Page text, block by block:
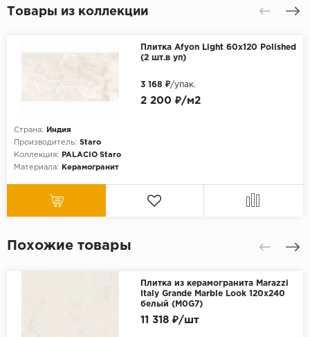
Товары из коллекции
Плитка Afyon Light 60x120 Polished
(2 шт.в уп)
Страна:
Индия
Производитель: Staro
Коллекция:
PALACIO Staro
Материала:
Керамогранит
2 200 ₽/м2
3 168 ₽/упак.
Похожие товары
Плитка из керамогранита Marazzi
Italy Grande Marble Look 120x240
белый (M0G7)
11 318 ₽/шт